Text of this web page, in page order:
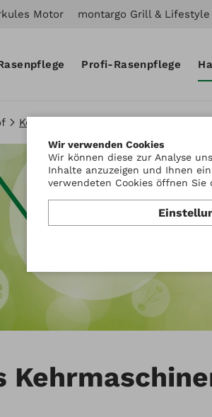
Motor montargo Grill & Lifestyle
Profi-Rasenpflege
Kehrmaschinen
Wir verwenden Cookies
Wir können diese zur Analyse
Inhalte anzuzeigen und Ihnen
verwendeten Cookies öffnen Sie